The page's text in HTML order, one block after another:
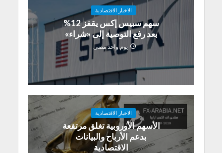
الاخبار الاقتصادية
سهم سبيس إكس يقفز 12%
بعد رفع التوصية إلى «شراء»
يوم واحد مضى
الاخبار الاقتصادية
الأسهم الأوروبية تغلق مرتفعة
بدعم الأرباح والبيانات
الاقتصادية